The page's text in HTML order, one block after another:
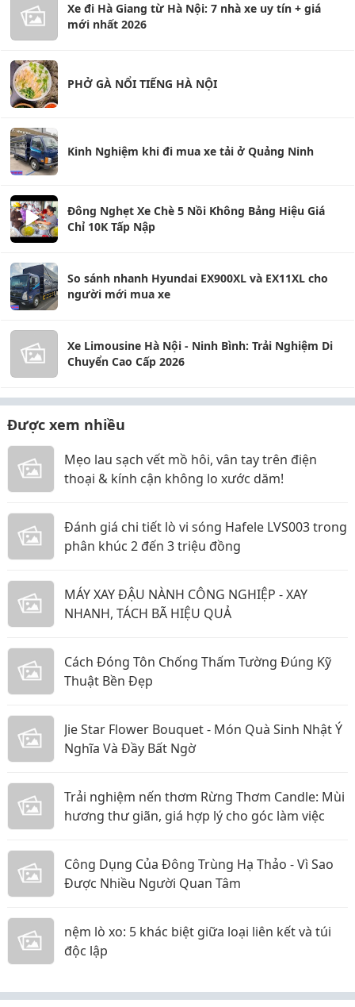
Xe đi Hà Giang từ Hà Nội: 7 nhà xe uy tín + giá
mới nhất 2026
PHỞ GÀ NỔI TIẾNG HÀ NỘI
Kinh Nghiệm khi đi mua xe tải ở Quảng Ninh
Đông Nghẹt Xe Chè 5 Nồi Không Bảng Hiệu Giá
Chỉ 10K Tấp Nập
So sánh nhanh Hyundai EX900XL và EX11XL cho
người mới mua xe
Xe Limousine Hà Nội - Ninh Bình: Trải Nghiệm Di
Chuyển Cao Cấp 2026
Được xem nhiều
Mẹo lau sạch vết mồ hôi, vân tay trên điện
thoại & kính cận không lo xước dăm!
Đánh giá chi tiết lò vi sóng Hafele LVS003 trong
phân khúc 2 đến 3 triệu đồng
MÁY XAY ĐẬU NÀNH CÔNG NGHIỆP - XAY
NHANH, TÁCH BÃ HIỆU QUẢ
Cách Đóng Tôn Chống Thấm Tường Đúng Kỹ
Thuật Bền Đẹp
Jie Star Flower Bouquet - Món Quà Sinh Nhật Ý
Nghĩa Và Đầy Bất Ngờ
Trải nghiệm nến thơm Rừng Thơm Candle: Mùi
hương thư giãn, giá hợp lý cho góc làm việc
Công Dụng Của Đông Trùng Hạ Thảo - Vì Sao
Được Nhiều Người Quan Tâm
nệm lò xo: 5 khác biệt giữa loại liên kết và túi
độc lập